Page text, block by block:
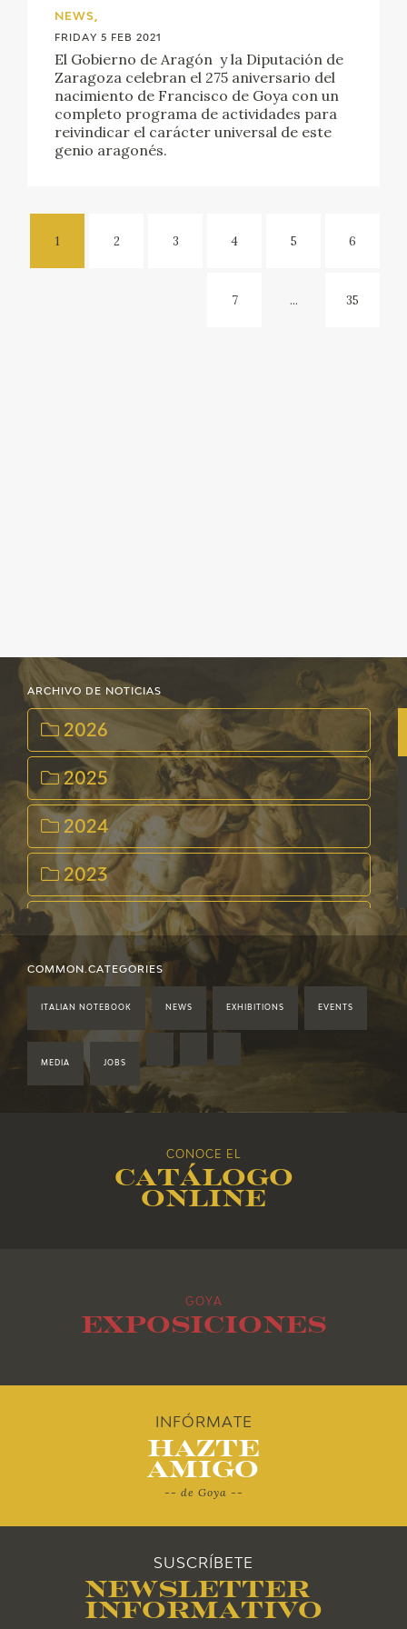
NEWS,
FRIDAY 5 FEB 2021
El Gobierno de Aragón y la Diputación de
Zaragoza celebran el 275 aniversario del
nacimiento de Francisco de Goya con un
completo programa de actividades para
reivindicar el carácter universal de este
genio aragonés.
1 2 3 4 5 6
7 ... 35
ARCHIVO DE NOTICIAS
2026
2025
2024
2023
2022
2021
2019
2018
COMMON.CATEGORIES
ITALIAN NOTEBOOK NEWS EXHIBITIONS EVENTS
MEDIA JOBS
CONOCE EL
Catálogo
online
GOYA
Exposiciones
INFÓRMATE
Hazte
Amigo
-- de Goya --
SUSCRÍBETE
Newsletter
Informativo